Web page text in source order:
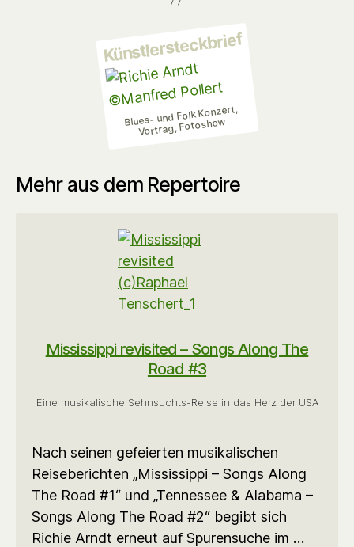
Künstlersteckbrief
Blues- und Folk Konzert,
Vortrag, Fotoshow
Mehr aus dem Repertoire
Mississippi revisited – Songs Along The
Road #3
Eine musikalische Sehnsuchts-Reise in das Herz der USA
Nach seinen gefeierten musikalischen
Reiseberichten „Mississippi – Songs Along
The Road #1“ und „Tennessee & Alabama –
Songs Along The Road #2“ begibt sich
Richie Arndt erneut auf Spurensuche im …